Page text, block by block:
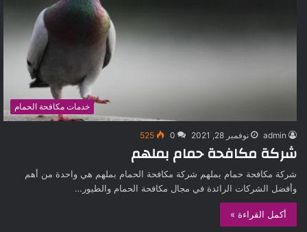
خدمات مكافحة الحمام
admin نوفمبر 28, 2021 0
525
شركة مكافحة حمام بملهم
شركة مكافحة حمام بملهم شركة مكافحة الحمام بملهم هي واحدة من أهم
وأفضل الشركات الرائدة في مجال مكافحة الحمام والطيور…
أكمل القراءة »